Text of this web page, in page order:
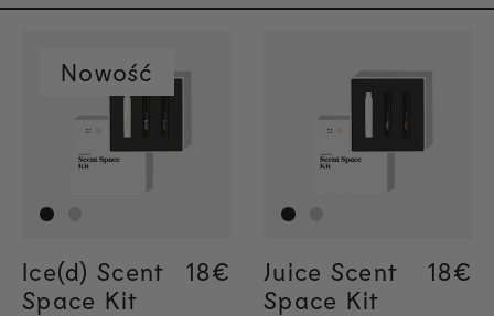
Nowość
Ice(d) Scent
Space Kit
Regular price
18€
Regular price
18€
Juice Scent
Space Kit
18€
18€